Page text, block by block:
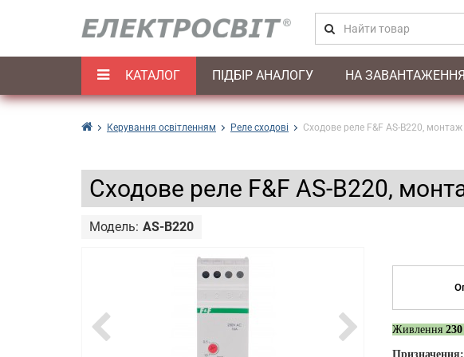
КАТАЛОГ ПІДБІР АНАЛОГУ НА ЗАВАНТАЖЕННЯ
Керування освітленням Реле сходові Сходове реле F&F AS-B220,
Сходове реле F&F AS-B220,
Модель: AS-B220
Живлення
Призначення: